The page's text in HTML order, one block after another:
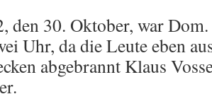
den 30. Oktober, war
Uhr, da die Leute eben
abgebrannt Klaus